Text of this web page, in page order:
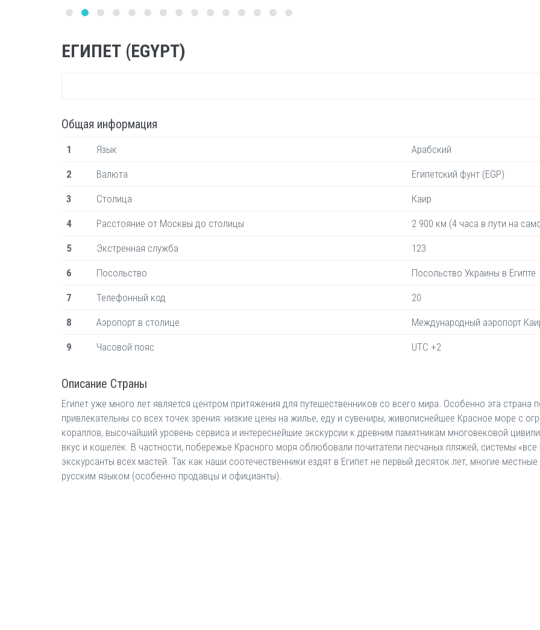
ЕГИПЕТ (EGYPT)
Общая информация
1 Язык Арабский
2 Валюта Египетский фунт (EGP)
3 Столица Каир
4 Расстояние от Москвы до столицы 2 900 км (4 часа в пути на
5 Экстренная служба 123
6 Посольство Посольство Украины в Египте
7 Телефонный код 20
8 Аэропорт в столице Международный аэропорт
9 Часовой пояс UTC +2
Описание Страны
Египет уже много лет является центром притяжения для путешественников со всего мира. Особенно эта страна
привлекательны со всех точек зрения: низкие цены на жилье, еду и сувениры, живописнейшее Красное море с
кораллов, высочайший уровень сервиса и интереснейшие экскурсии к древним памятникам многовековой
вкус и кошелёк. В частности, побережье Красного моря облюбовали почитатели песчаных пляжей, системы
экскурсанты всех мастей. Так как наши соотечественники ездят в Египет не первый десяток лет, многие
русским языком (особенно продавцы и официанты).